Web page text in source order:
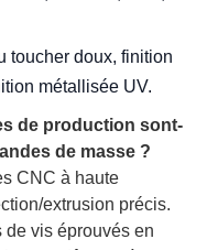
toucher doux, finition
métallisée UV.
de production sont-
de masse ?
CNC à haute
extrusion précis.
de vis éprouvés en